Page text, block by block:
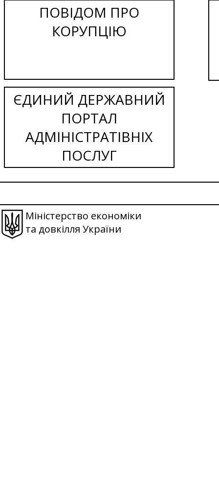
ПОВІДОМ ПРО
КОРУПЦІЮ
ЄДИНИЙ ДЕРЖАВНИЙ
ПОРТАЛ
АДМІНІСТРАТІВНІХ
ПОСЛУГ
Міністерство економіки
та довкілля України